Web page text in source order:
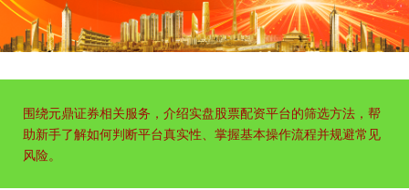
围绕元鼎证券相关服务，介绍实盘股票配资平台的筛选方法，帮
助新手了解如何判断平台真实性、掌握基本操作流程并规避常见
风险。